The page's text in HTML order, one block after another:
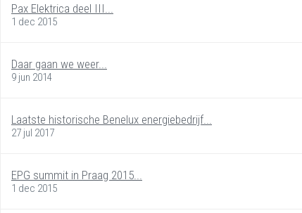
Pax Elektrica deel III...
1 dec 2015
Daar gaan we weer...
9 jun 2014
Laatste historische Benelux energiebedrijf...
27 jul 2017
EPG summit in Praag 2015...
1 dec 2015